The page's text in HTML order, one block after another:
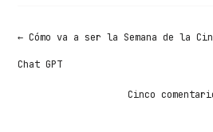
←Cómo va a ser la Semana de la
Chat GPT
Cinco